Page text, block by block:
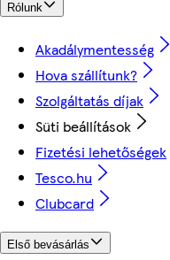
Rólunk
Akadálymentesség
Hova szállítunk?
Szolgáltatás díjak
Süti beállítások
Fizetési lehetőségek
Tesco.hu
Clubcard
Első bevásárlás